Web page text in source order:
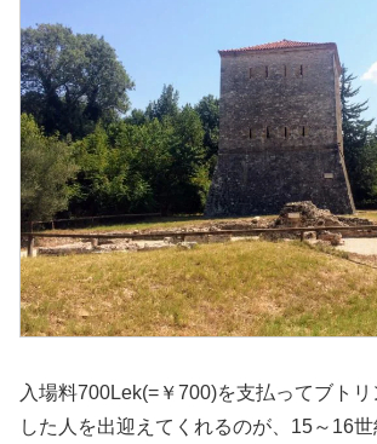
入場料700Lek(=￥700)を支払ってブト
した人を出迎えてくれるのが、15～16